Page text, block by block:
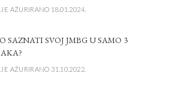
AŽURIRANO 18.01.2024.
SAZNATI SVOJ JMBG U SAMO 3
AŽURIRANO 31.10.2022.